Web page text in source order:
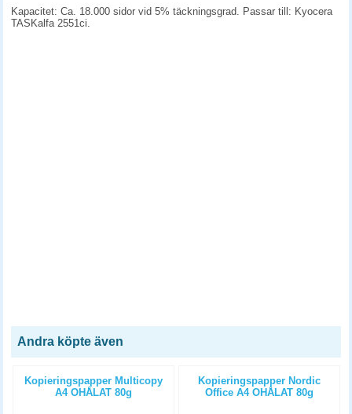
Kapacitet: Ca. 18.000 sidor vid 5% täckningsgrad. Passar till: Kyocera
TASKalfa 2551ci.
Andra köpte även
Kopieringspapper Multicopy
A4 OHÅLAT 80g
Kopieringspapper Nordic
Office A4 OHÅLAT 80g